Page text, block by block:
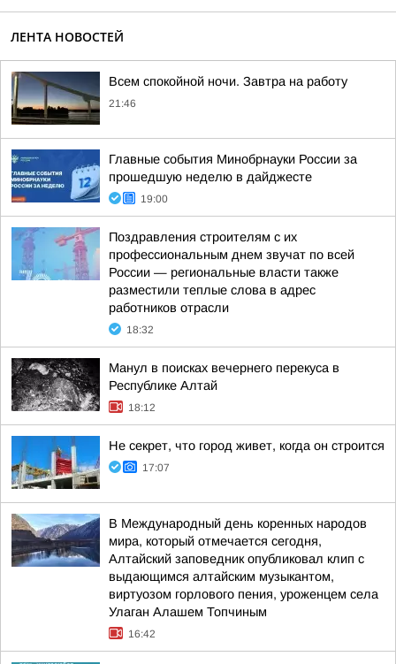
ЛЕНТА НОВОСТЕЙ
Всем спокойной ночи. Завтра на работу
21:46
Главные события Минобрнауки России за
прошедшую неделю в дайджесте
19:00
Поздравления строителям с их
профессиональным днем звучат по всей
России — региональные власти также
разместили теплые слова в адрес
работников отрасли
18:32
Манул в поисках вечернего перекуса в
Республике Алтай
18:12
Не секрет, что город живет, когда он строится
17:07
В Международный день коренных народов
мира, который отмечается сегодня,
Алтайский заповедник опубликовал клип с
выдающимся алтайским музыкантом,
виртуозом горлового пения, уроженцем села
Улаган Алашем Топчиным
16:42